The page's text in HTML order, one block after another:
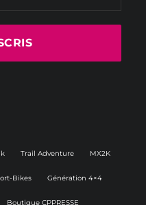
Trail Adventure MX2K
Bikes Génération 4×4
Boutique CPPRESSE